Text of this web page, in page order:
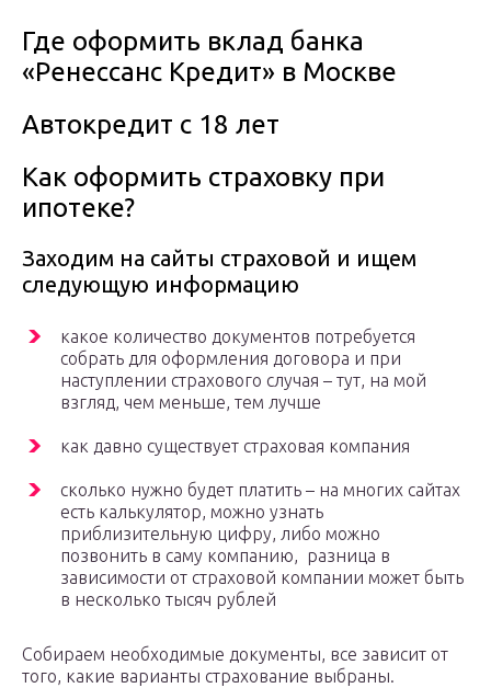
Где оформить вклад банка
«Ренессанс Кредит» в Москве
Автокредит с 18 лет
Как оформить страховку при
ипотеке?
Заходим на сайты страховой и ищем
следующую информацию
какое количество документов потребуется
собрать для оформления договора и при
наступлении страхового случая – тут, на мой
взгляд, чем меньше, тем лучше
как давно существует страховая компания
сколько нужно будет платить – на многих сайтах
есть калькулятор, можно узнать
приблизительную цифру, либо можно
позвонить в саму компанию, разница в
зависимости от страховой компании может быть
в несколько тысяч рублей
Собираем необходимые документы, все зависит от
того, какие варианты страхование выбраны.